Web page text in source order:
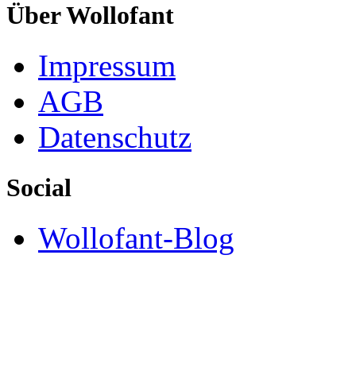
Über Wollofant
Impressum
AGB
Datenschutz
Social
Wollofant-Blog